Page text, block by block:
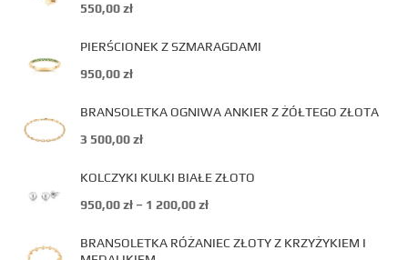
550,00zł
PIERŚCIONEK Z SZMARAGDAMI
950,00zł
BRANSOLETKA OGNIWA ANKIER Z ŻÓŁTEGO ZŁOTA
3 500,00zł
KOLCZYKI KULKI BIAŁE ZŁOTO
950,00zł – 1 200,00zł
BRANSOLETKA RÓŻANIEC ZŁOTY Z KRZYŻYKIEM I